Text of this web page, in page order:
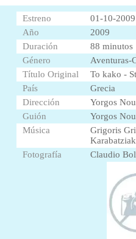
Estreno
01-10-2009
Año
2009
Duración
88 minutos
Género
Aventuras-
Título Original
To kako -
País
Grecia
Dirección
Yorgos
Guión
Yorgos
Música
Grigoris
Fotografía
Claudio